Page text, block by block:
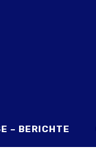
– BERICHTE